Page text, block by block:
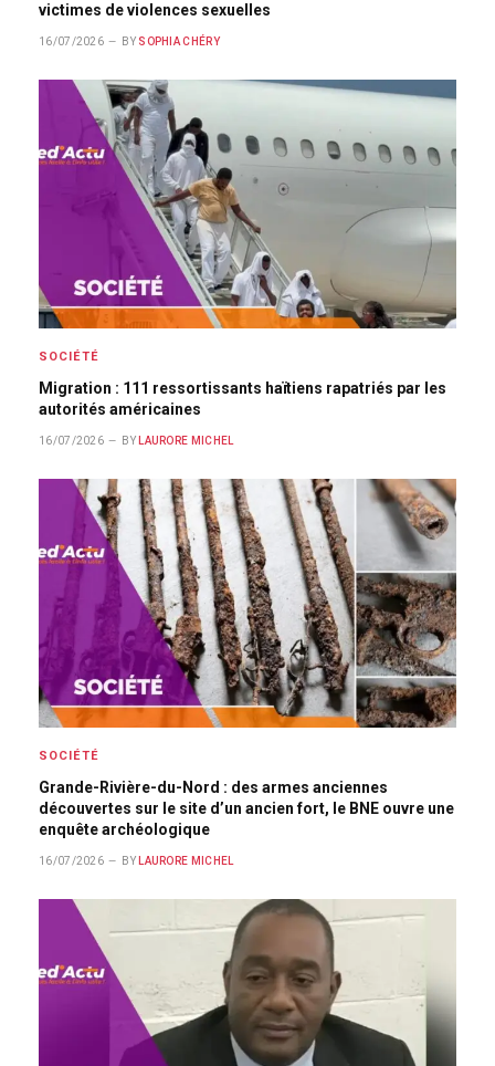
victimes de violences sexuelles
16/07/2026 BY SOPHIA CHÉRY
SOCIÉTÉ
Migration : 111 ressortissants haïtiens rapatriés par les
autorités américaines
16/07/2026 BY LAURORE MICHEL
SOCIÉTÉ
Grande-Rivière-du-Nord : des armes anciennes
découvertes sur le site d’un ancien fort, le BNE ouvre une
enquête archéologique
16/07/2026 BY LAURORE MICHEL